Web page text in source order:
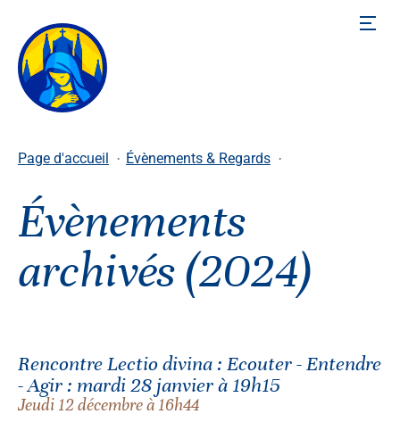
Paroisse
Soutenir
EcoEglise
Horaires de messes
Page d'accueil Évènements & Regards
Évènements
archivés (2024)
Rencontre Lectio divina : Ecouter - Entendre
- Agir : mardi 28 janvier à 19h15
Jeudi 12 décembre à 16h44